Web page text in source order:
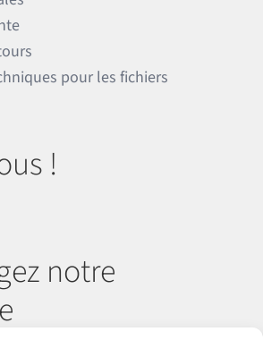
pour les fichiers
!
notre